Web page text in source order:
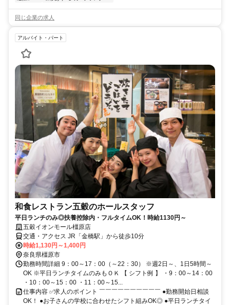
同じ企業の求人
アルバイト・パート
和食レストラン五穀のホールスタッフ
平日ランチのみ◎扶養控除内・フルタイムOK！時給1130円～
五穀イオンモール橿原店
交通・アクセス JR「金橋駅」から徒歩10分
時給1,130円～1,400円
奈良県橿原市
勤務時間詳細 9：00～17：00（～22：30） ※週2日～、1日5時間～
OK ※平日ランチタイムのみもＯＫ 【 シフト例 】 ・9：00～14：00
・10：00～15：00 ・11：00～15...
仕事内容 ✅求人のポイント ￣￣￣￣￣￣￣￣￣￣ ●勤務開始日相談
OK！ ●お子さんの学校に合わせたシフト組みOK◎ ●平日ランチタイ